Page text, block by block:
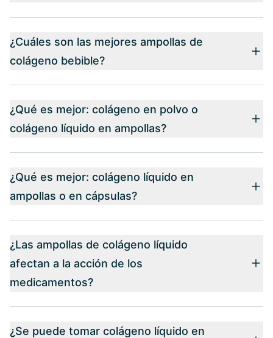
¿Cuáles son las mejores ampollas de
colágeno bebible?
¿Qué es mejor: colágeno en polvo o
colágeno líquido en ampollas?
¿Qué es mejor: colágeno líquido en
ampollas o en cápsulas?
¿Las ampollas de colágeno líquido
afectan a la acción de los
medicamentos?
¿Se puede tomar colágeno líquido en